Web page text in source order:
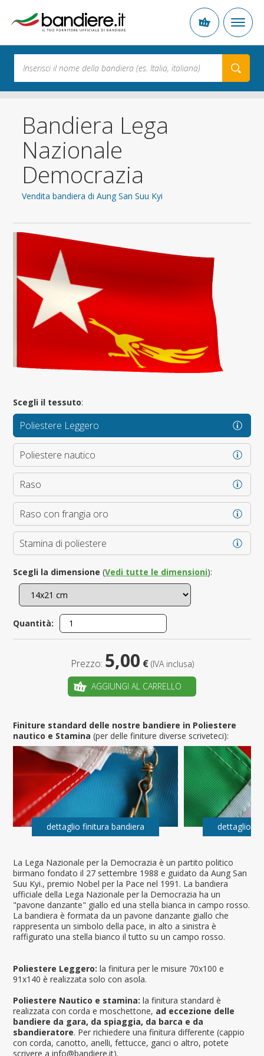
Bandiera Lega
Nazionale
Democrazia
Vendita bandiera di Aung San Suu Kyi
La Lega Nazionale per la Democrazia è un partito politico
birmano fondato il 27 settembre 1988 e guidato da Aung San
Suu Kyi., premio Nobel per la Pace nel 1991. La bandiera
ufficiale della Lega Nazionale per la Democrazia ha un
"pavone danzante" giallo ed una stella bianca in campo rosso.
La bandiera è formata da un pavone danzante giallo che
rappresenta un simbolo della pace, in alto a sinistra è
raffigurato una stella bianco il tutto su un campo rosso.
Poliestere Leggero: la finitura per le misure 70x100 e
91x140 è realizzata solo con asola.
Poliestere Nautico e stamina: la finitura standard è
realizzata con corda e moschettone, ad eccezione delle
bandiere da gara, da spiaggia, da barca e da
sbandieratore. Per richiedere una finitura differente (cappio
con corda, canotto, anelli, fettucce, ganci o altro, potete
scrivere a info@bandiere.it).
Scegli il tessuto:
Poliestere Leggero
Poliestere nautico
Raso
Raso con frangia oro
Stamina di poliestere
Scegli la dimensione (Vedi tutte le dimensioni):
Quantità:
Prezzo: 5,00 € (IVA inclusa)
AGGIUNGI AL CARRELLO
Finiture standard delle nostre bandiere in Poliestere
nautico e Stamina(per delle finiture diverse scriveteci):
dettaglio finitura bandiera dettaglio